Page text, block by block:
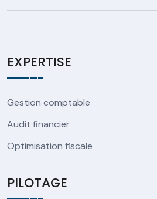
EXPERTISE
Gestion comptable
Audit financier
Optimisation fiscale
PILOTAGE